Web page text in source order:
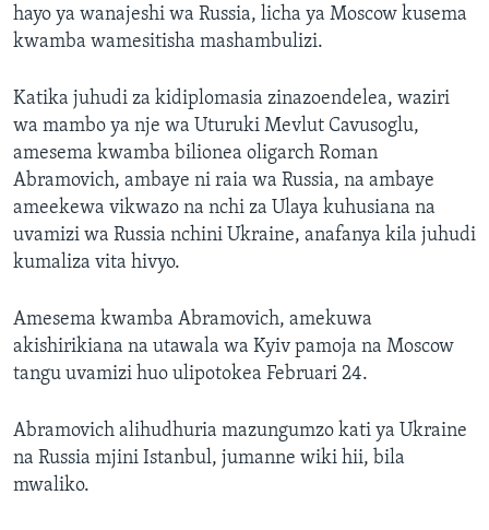
hayo ya wanajeshi wa Russia, licha ya Moscow kusema
kwamba wamesitisha mashambulizi.
Katika juhudi za kidiplomasia zinazoendelea, waziri
wa mambo ya nje wa Uturuki Mevlut Cavusoglu,
amesema kwamba bilionea oligarch Roman
Abramovich, ambaye ni raia wa Russia, na ambaye
ameekewa vikwazo na nchi za Ulaya kuhusiana na
uvamizi wa Russia nchini Ukraine, anafanya kila juhudi
kumaliza vita hivyo.
Amesema kwamba Abramovich, amekuwa
akishirikiana na utawala wa Kyiv pamoja na Moscow
tangu uvamizi huo ulipotokea Februari 24.
Abramovich alihudhuria mazungumzo kati ya Ukraine
na Russia mjini Istanbul, jumanne wiki hii, bila
mwaliko.